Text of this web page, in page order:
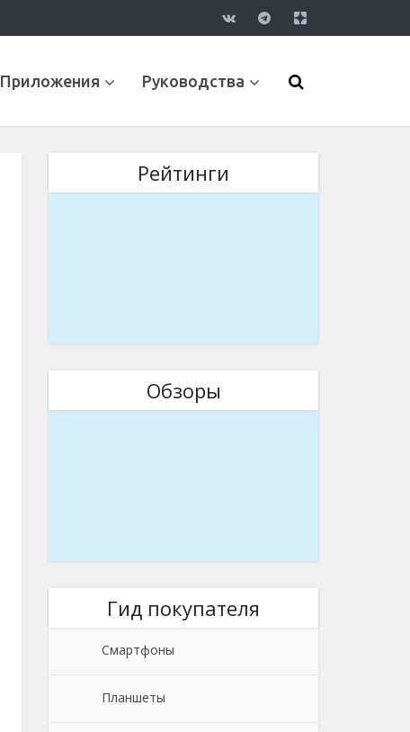
Приложения Руководства
Рейтинги
Обзоры
Гид покупателя
Смартфоны
Планшеты